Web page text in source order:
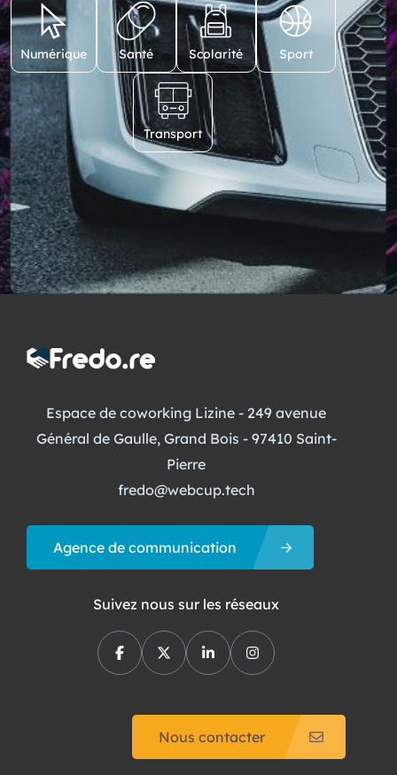
Numérique Santé Scolarité Sport
Transport
Espace de coworking Lizine - 249 avenue
Général de Gaulle, Grand Bois - 97410 Saint-
Pierre
fredo@webcup.tech
Agence de communication
Suivez nous sur les réseaux
Nous contacter